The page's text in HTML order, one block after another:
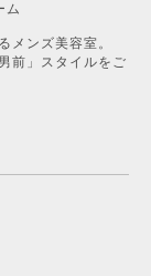
ズ美容室。
前」スタイルをご